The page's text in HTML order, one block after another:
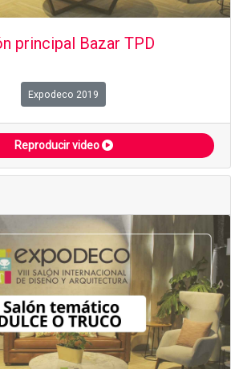
principal Bazar TPD
Expodeco 2019
Reproducir video